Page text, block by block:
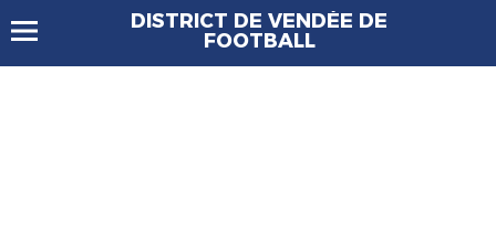
DISTRICT DE VENDÉE DE
FOOTBALL